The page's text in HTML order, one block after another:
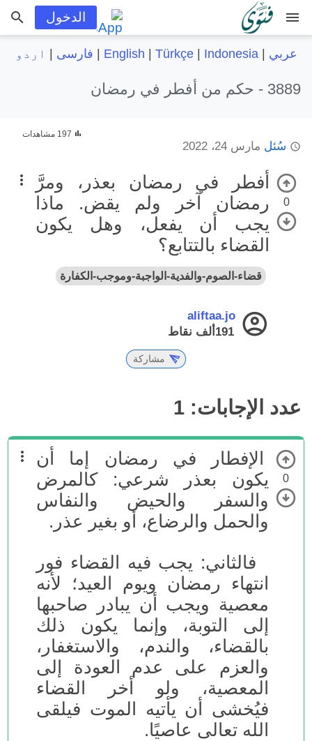
menu الدخول
عربي |
English Türkçe| Indonesia فارسی اردو
3889 - حكم من أفطر في رمضان
سُئل مارس 24، 2022
197 مشاهدات
0
أفطر في رمضان بعذر، ومرَّ
رمضان آخر ولم يقض. ماذا
يجب أن يفعل، وهل يكون
القضاء بالتتابع؟
قضاء-الصوم-والفدية-الواجبة-وموجب-الكفارة
aliftaa.jo
191ألف
نقاط
مشاركة
عدد الإجابات: 1
0
الإفطار في رمضان إما أن
يكون بعذر شرعي: كالمرض
والسفر والحيض والنفاس
والحمل والرضاع، أو بغير عذر.
فالثاني: يجب فيه القضاء فور
انتهاء رمضان ويوم العيد؛ لأنه
معصية ويجب أن يبادر صاحبها
إلى التوبة، وإنما يكون ذلك
بالقضاء، والندم، والاستغفار،
والعزم على عدم العودة إلى
المعصية، ولو أخر القضاء
فيُخشى أن يأتيه الموت فيلقى
الله تعالى عاصيًا.